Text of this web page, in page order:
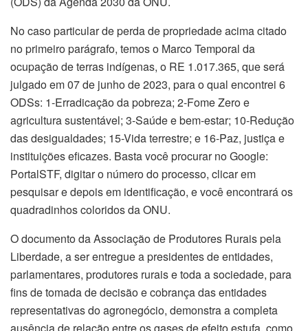
No caso particular de perda de propriedade acima citado
no primeiro parágrafo, temos o Marco Temporal da
ocupação de terras indígenas, o RE 1.017.365, que será
julgado em 07 de junho de 2023, para o qual encontrei 6
ODSs: 1-Erradicação da pobreza; 2-Fome Zero e
agricultura sustentável; 3-Saúde e bem-estar; 10-Redução
das desigualdades; 15-Vida terrestre; e 16-Paz, justiça e
instituições eficazes. Basta você procurar no Google:
PortalSTF, digitar o número do processo, clicar em
pesquisar e depois em identificação, e você encontrará os
quadradinhos coloridos da ONU.
O documento da Associação de Produtores Rurais pela
Liberdade, a ser entregue a presidentes de entidades,
parlamentares, produtores rurais e toda a sociedade, para
fins de tomada de decisão e cobrança das entidades
representativas do agronegócio, demonstra a completa